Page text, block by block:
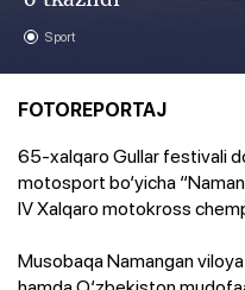
Sport
FOTOREPORTAJ
65-xalqaro Gullar festivali
motosport bo‘yicha
IV Xalqaro motokross
Musobaqa Namangan